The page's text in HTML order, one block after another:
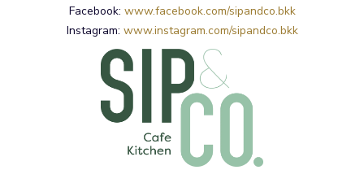
Facebook: www.facebook.com/sipandco.bkk
Instagram: www.instagram.com/sipandco.bkk